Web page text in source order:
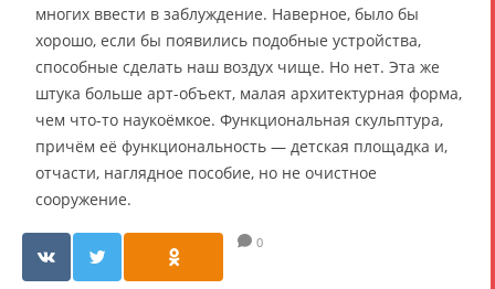
многих ввести в заблуждение. Наверное, было бы
хорошо, если бы появились подобные устройства,
способные сделать наш воздух чище. Но нет. Эта же
штука больше арт-объект, малая архитектурная форма,
чем что-то наукоёмкое. Функциональная скульптура,
причём её функциональность — детская площадка и,
отчасти, наглядное пособие, но не очистное
сооружение.
0